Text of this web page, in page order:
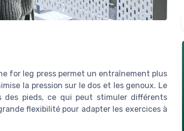
for leg press permet un entraînement plus
la pression sur le dos et les genoux. Le
des pieds, ce qui peut stimuler différents
flexibilité pour adapter les exercices à